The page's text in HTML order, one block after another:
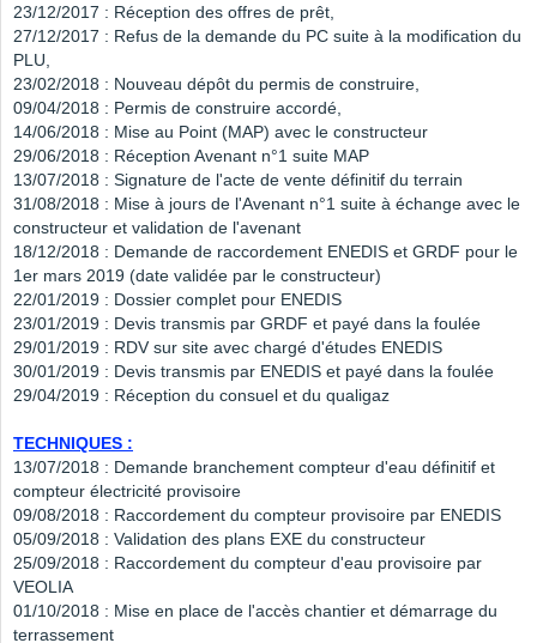
23/12/2017 : Réception des offres de prêt,
27/12/2017 : Refus de la demande du PC suite à la modification du
PLU,
23/02/2018 : Nouveau dépôt du permis de construire,
09/04/2018 : Permis de construire accordé,
14/06/2018 : Mise au Point (MAP) avec le constructeur
29/06/2018 : Réception Avenant n°1 suite MAP
13/07/2018 : Signature de l'acte de vente définitif du terrain
31/08/2018 : Mise à jours de l'Avenant n°1 suite à échange avec le
constructeur et validation de l'avenant
18/12/2018 : Demande de raccordement ENEDIS et GRDF pour le
1er mars 2019 (date validée par le constructeur)
22/01/2019 : Dossier complet pour ENEDIS
23/01/2019 : Devis transmis par GRDF et payé dans la foulée
29/01/2019 : RDV sur site avec chargé d'études ENEDIS
30/01/2019 : Devis transmis par ENEDIS et payé dans la foulée
29/04/2019 : Réception du consuel et du qualigaz
TECHNIQUES :
13/07/2018 : Demande branchement compteur d'eau définitif et
compteur électricité provisoire
09/08/2018 : Raccordement du compteur provisoire par ENEDIS
05/09/2018 : Validation des plans EXE du constructeur
25/09/2018 : Raccordement du compteur d'eau provisoire par
VEOLIA
01/10/2018 : Mise en place de l'accès chantier et démarrage du
terrassement